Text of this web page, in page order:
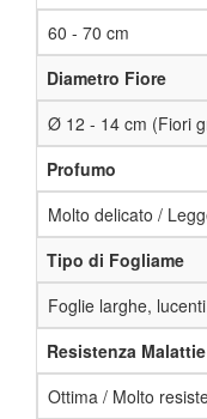
60 - 70 cm
Diametro Fiore
Ø 12 - 14 cm (Fiori
Profumo
Molto delicato /
Tipo di Fogliame
Foglie larghe,
Resistenza Malattie
Ottima / Molto